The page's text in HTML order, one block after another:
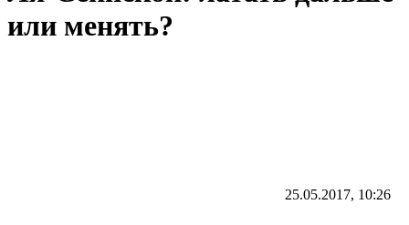
или менять?
25.05.2017, 10:26